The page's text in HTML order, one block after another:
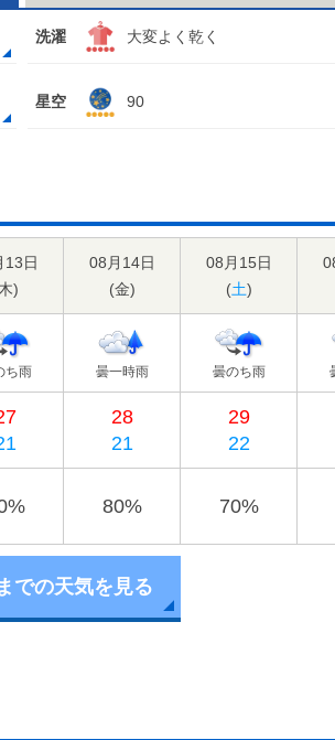
洗濯 大変よく乾く
星空 90
13日
)
08月14日
(金)
08月15日
(土)
ち雨 曇一時雨 曇のち雨
28
21
29
22
80% 70%
での天気を見る